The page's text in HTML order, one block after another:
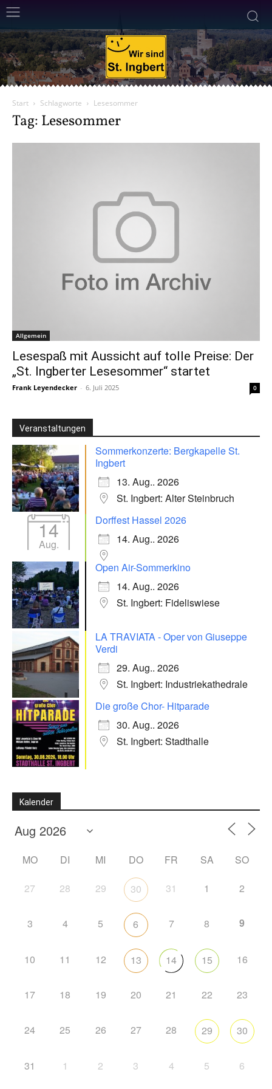
Start Schlagworte Lesesommer
Tag: Lesesommer
Allgemein
Lesespaß mit Aussicht auf tolle Preise: Der
„St. Ingberter Lesesommer“ startet
Frank Leyendecker - 6. Juli 2025 0
Veranstaltungen
Sommerkonzerte: Bergkapelle St.
Ingbert
13. Aug.. 2026
St. Ingbert: Alter Steinbruch
14
Aug.
Dorffest Hassel 2026
14. Aug.. 2026
Open Air-Sommerkino
14. Aug.. 2026
St. Ingbert: Fideliswiese
LA TRAVIATA - Oper von Giuseppe
Verdi
29. Aug.. 2026
St. Ingbert: Industriekathedrale
Die große Chor- Hitparade
30. Aug.. 2026
St. Ingbert: Stadthalle
Kalender
MO DI MI DO FR SA SO
27 28 29 30 31 1 2
3 4 5 6 7 8 9
10 11 12 13 14 15 16
17 18 19 20 21 22 23
24 25 26 27 28 29 30
31 1 2 3 4 5 6